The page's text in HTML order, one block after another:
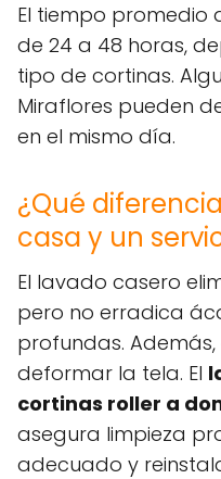
El tiempo promedio
de 24 a 48 horas,
tipo de cortinas.
Miraflores pueden
en el mismo día.
¿Qué
casa y un
El lavado casero
pero no erradica
profundas.
deformar la tela. El
cortinas roller a
asegura limpieza
adecuado y